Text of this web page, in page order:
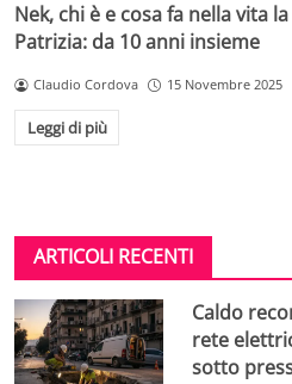
Nek, chi è e cosa fa nella vita
Patrizia: da 10 anni insieme
Claudio Cordova 15 Novembre 2025
Leggi di più
ARTICOLI RECENTI
Caldo
rete
sotto